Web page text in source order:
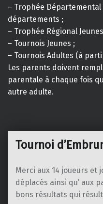
– Trophée Départemental
départements ;
– Trophée Régional
– Tournois Jeunes ;
– Tournois Adultes (à
Les parents doivent
parentale à chaque fois
autre adulte.
Tournoi
Merci aux 14 joueurs et
déplacés ainsi qu’ aux
bons résultats qui